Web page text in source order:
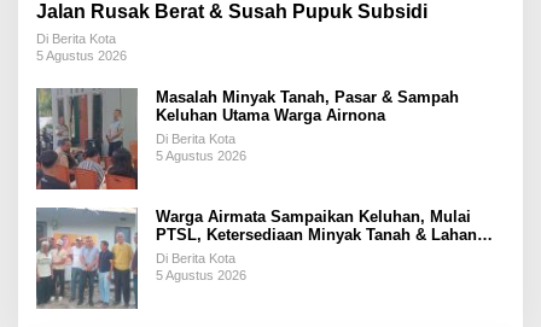
Jalan Rusak Berat & Susah Pupuk Subsidi
Di Berita Kota
5 Agustus 2026
Masalah Minyak Tanah, Pasar & Sampah
Keluhan Utama Warga Airnona
Di Berita Kota
5 Agustus 2026
Warga Airmata Sampaikan Keluhan, Mulai
PTSL, Ketersediaan Minyak Tanah & Lahan
Pemakaman
Di Berita Kota
5 Agustus 2026